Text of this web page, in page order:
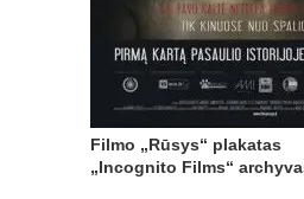
Filmo „Rūsys“ plakatas
„Incognito Films“